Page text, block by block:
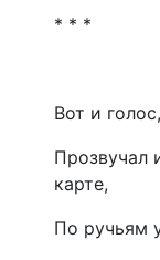
* * *
Вот и
Прозвучал
карте,
По ручьям